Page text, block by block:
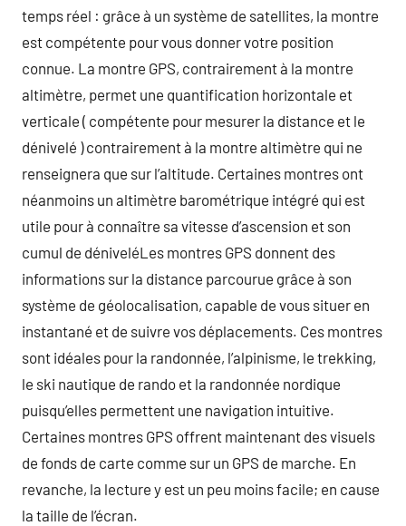
temps réel : grâce à un système de satellites, la montre
est compétente pour vous donner votre position
connue. La montre GPS, contrairement à la montre
altimètre, permet une quantification horizontale et
verticale ( compétente pour mesurer la distance et le
dénivelé ) contrairement à la montre altimètre qui ne
renseignera que sur l’altitude. Certaines montres ont
néanmoins un altimètre barométrique intégré qui est
utile pour à connaître sa vitesse d’ascension et son
cumul de déniveléLes montres GPS donnent des
informations sur la distance parcourue grâce à son
système de géolocalisation, capable de vous situer en
instantané et de suivre vos déplacements. Ces montres
sont idéales pour la randonnée, l’alpinisme, le trekking,
le ski nautique de rando et la randonnée nordique
puisqu’elles permettent une navigation intuitive.
Certaines montres GPS offrent maintenant des visuels
de fonds de carte comme sur un GPS de marche. En
revanche, la lecture y est un peu moins facile; en cause
la taille de l’écran.